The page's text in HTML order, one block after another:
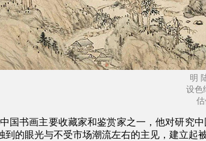
明
设色
估
国书画主要收藏家和鉴赏家之一，他对研
的眼光与不受市场潮流左右的主见，建立起